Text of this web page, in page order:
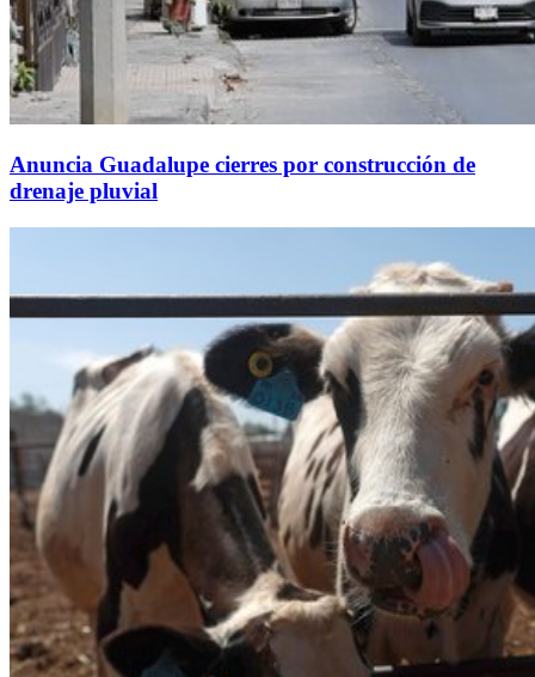
Anuncia Guadalupe cierres por construcción de
drenaje pluvial